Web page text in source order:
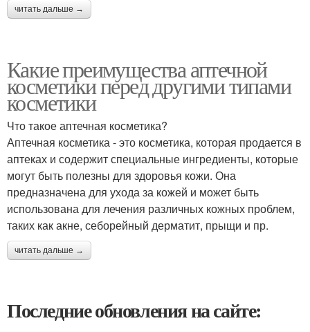
читать дальше →
Какие преимущества аптечной
косметики перед другими типами
косметики
Что такое аптечная косметика?
Аптечная косметика - это косметика, которая продается в
аптеках и содержит специальные ингредиенты, которые
могут быть полезны для здоровья кожи. Она
предназначена для ухода за кожей и может быть
использована для лечения различных кожных проблем,
таких как акне, себорейный дерматит, прыщи и пр.
читать дальше →
Последние обновления на сайте: